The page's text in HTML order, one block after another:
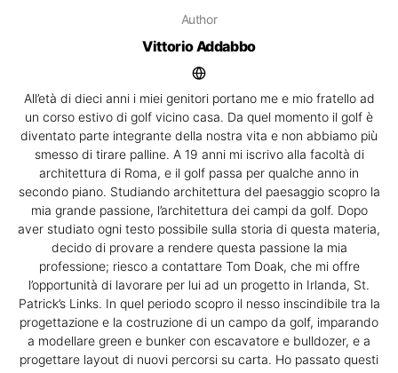
Author
Vittorio Addabbo
All’età di dieci anni i miei genitori portano me e mio fratello ad
un corso estivo di golf vicino casa. Da quel momento il golf è
diventato parte integrante della nostra vita e non abbiamo più
smesso di tirare palline. A 19 anni mi iscrivo alla facoltà di
architettura di Roma, e il golf passa per qualche anno in
secondo piano. Studiando architettura del paesaggio scopro la
mia grande passione, l’architettura dei campi da golf. Dopo
aver studiato ogni testo possibile sulla storia di questa materia,
decido di provare a rendere questa passione la mia
professione; riesco a contattare Tom Doak, che mi offre
l’opportunità di lavorare per lui ad un progetto in Irlanda, St.
Patrick’s Links. In quel periodo scopro il nesso inscindibile tra la
progettazione e la costruzione di un campo da golf, imparando
a modellare green e bunker con escavatore e bulldozer, e a
progettare layout di nuovi percorsi su carta. Ho passato questi